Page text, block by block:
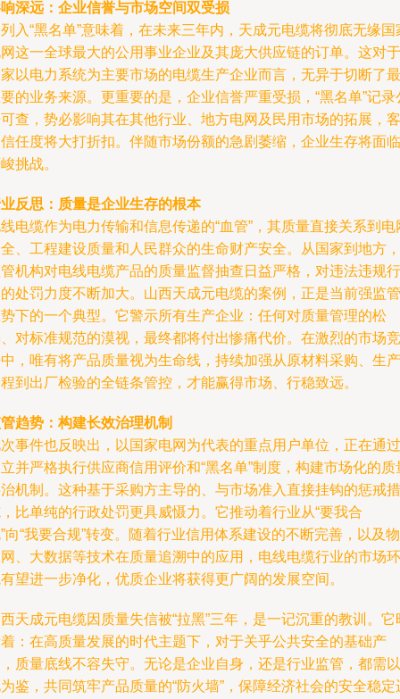
深远：企业信誉与市场空间双受损
入“黑名单”意味着，在未来三年内，天成元电缆将彻底无缘国
这一全球最大的公用事业企业及其庞大供应链的订单。这对于
以电力系统为主要市场的电缆生产企业而言，无异于切断了最
的业务来源。更重要的是，企业信誉严重受损，“黑名单”记录
查，势必影响其在其他行业、地方电网及民用市场的拓展，客
任度将大打折扣。伴随市场份额的急剧萎缩，企业生存将面临
挑战。
反思：质量是企业生存的根本
电缆作为电力传输和信息传递的“血管”，其质量直接关系到电
、工程建设质量和人民群众的生命财产安全。从国家到地方，
机构对电线电缆产品的质量监督抽查日益严格，对违法违规行
处罚力度不断加大。山西天成元电缆的案例，正是当前强监管
下的一个典型。它警示所有生产企业：任何对质量管理的松
对标准规范的漠视，最终都将付出惨痛代价。在激烈的市场竞
，唯有将产品质量视为生命线，持续加强从原材料采购、生产
到出厂检验的全链条管控，才能赢得市场、行稳致远。
趋势：构建长效治理机制
事件也反映出，以国家电网为代表的重点用户单位，正在通过
并严格执行供应商信用评价和“黑名单”制度，构建市场化的质
机制。这种基于采购方主导的、与市场准入直接挂钩的惩戒措
比单纯的行政处罚更具威慑力。它推动着行业从“要我合
向“我要合规”转变。随着行业信用体系建设的不断完善，以及物
、大数据等技术在质量追溯中的应用，电线电缆行业的市场环
望进一步净化，优质企业将获得更广阔的发展空间。
天成元电缆因质量失信被“拉黑”三年，是一记沉重的教训。它
：在高质量发展的时代主题下，对于关乎公共安全的基础产
质量底线不容失守。无论是企业自身，还是行业监管，都需以
鉴，共同筑牢产品质量的“防火墙”，保障经济社会的安全稳定